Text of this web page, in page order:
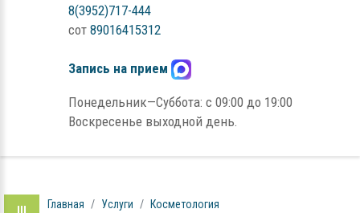
8(3952)717-444
сот 89016415312
Запись на прием
Понедельник—Суббота: с 09:00 до 19:00
Воскресенье выходной день.
Главная Услуги
Косметология